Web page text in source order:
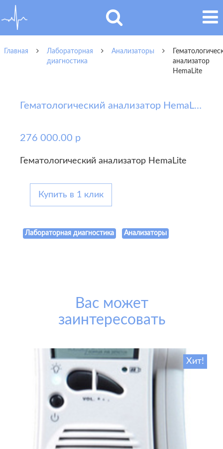
Главная
Лабораторная
диагностика
Анализаторы
анализатор
HemaLite
Гематологический анализатор HemaLite
276 000.00 р
Гематологический анализатор HemaLite
Купить в 1 клик
Лабораторная диагностика Анализаторы
Вас может
заинтересовать
Хит!